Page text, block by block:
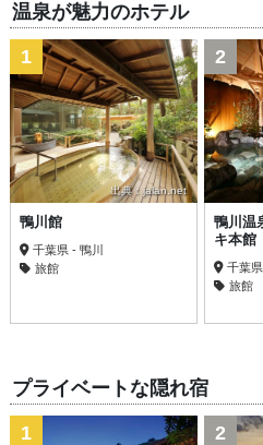
温泉が魅力のホテル
出典：jalan.net
1
鴨川館
千葉県 - 鴨川
旅館
2
鴨川
キ本館
千葉県
旅館
プライベートな隠れ宿
1 2